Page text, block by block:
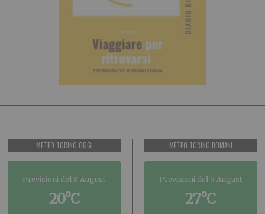
METEO TORINO OGGI
Previsioni del 8 August
20°C
METEO TORINO DOMANI
Previsioni del 9 August
27°C